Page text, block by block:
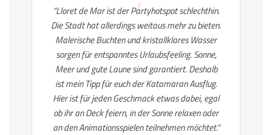
“Lloret de Mar ist der Partyhotspot schlechthin.
Die Stadt hat allerdings weitaus mehr zu bieten.
Malerische Buchten und kristallklares Wasser
sorgen für entspanntes Urlaubsfeeling. Sonne,
Meer und gute Laune sind garantiert. Deshalb
ist mein Tipp für euch der Katamaran Ausflug.
Hier ist für jeden Geschmack etwas dabei, egal
ob ihr an Deck feiern, in der Sonne relaxen oder
an den Animationsspielen teilnehmen möchtet.”